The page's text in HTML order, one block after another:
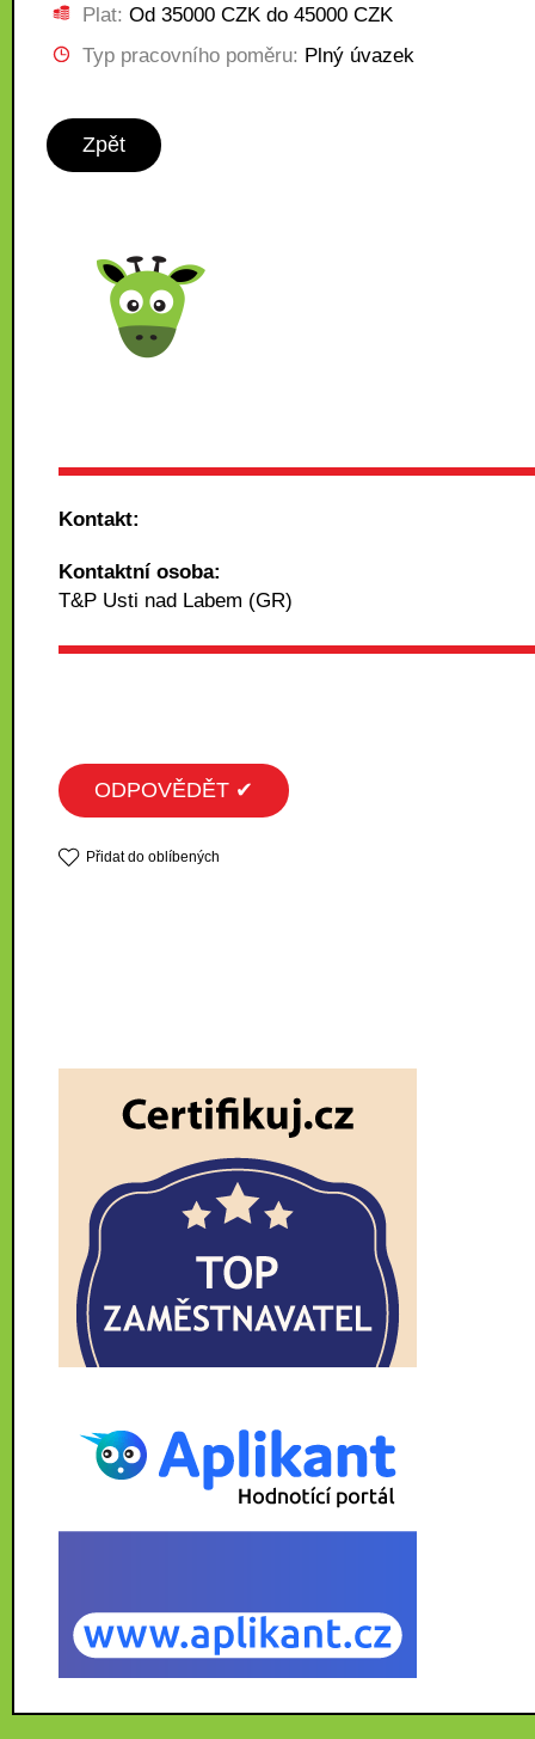
Plat: Od 35000 CZK do 45000 CZK
Typ pracovního poměru: Plný úvazek
Zpět
Kontakt:
Kontaktní osoba:
T&P Usti nad Labem (GR)
ODPOVĚDĚT ✔
Přidat do oblíbených